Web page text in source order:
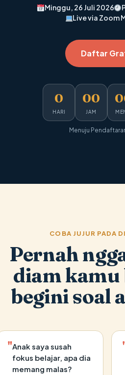
Minggu, 26 Juli 2026
Live via Zoom
Daftar
0
HARI
00
JAM
Menuju
COBA JUJUR PADA
Pernah
diam
begini soal
"Anak saya susah
fokus belajar, apa dia
memang malas?